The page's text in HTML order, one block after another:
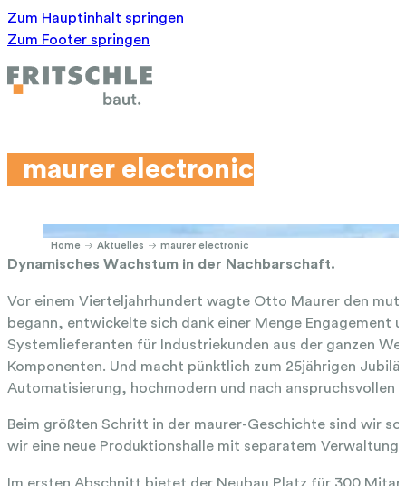
Zum Hauptinhalt springen
Zum Footer springen
maurer electronic
Home Aktuelles maurer electronic
Dynamisches Wachstum in der Nachbarschaft.
Vor einem Vierteljahrhundert wagte Otto Maurer den
begann, entwickelte sich dank einer Menge Engagement
Systemlieferanten für Industriekunden aus der ganzen
Komponenten. Und macht pünktlich zum 25jährigen
Automatisierung, hochmodern und nach anspruchsvollen
Beim größten Schritt in der maurer-Geschichte sind wir
wir eine neue Produktionshalle mit separatem
Im ersten Abschnitt bietet der Neubau Platz für 300